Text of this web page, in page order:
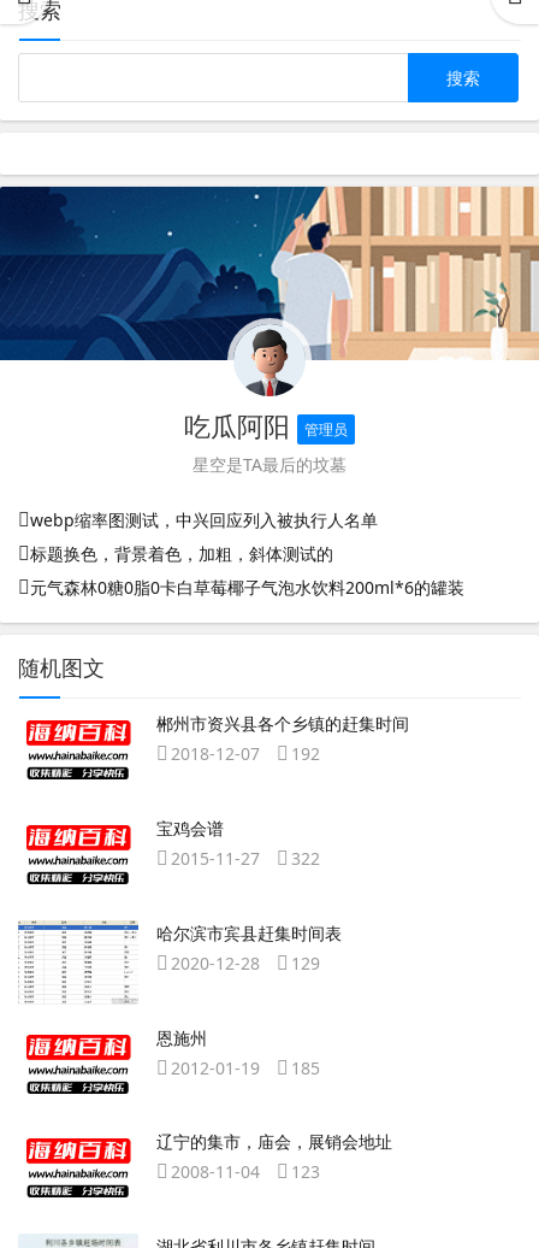
搜索
吃瓜阿阳 管理员
星空是TA最后的坟墓
webp缩率图测试，中兴回应列入被执行人名单
标题换色，背景着色，加粗，斜体测试的
元气森林0糖0脂0卡白草莓椰子气泡水饮料200ml*6的罐装
随机图文
郴州市资兴县各个乡镇的赶集时间
2018-12-07
192
宝鸡会谱
2015-11-27
322
哈尔滨市宾县赶集时间表
2020-12-28
129
恩施州
2012-01-19
185
辽宁的集市，庙会，展销会地址
2008-11-04
123